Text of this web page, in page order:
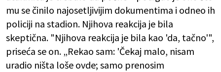
mu se činilo najosetljivijim dokumentima i odneo ih
policiji na stadion. Njihova reakcija je bila
skeptična. "Njihova reakcija je bila kao 'da, tačno'",
priseća se on. „Rekao sam: 'Čekaj malo, nisam
uradio ništa loše ovde; samo prenosim